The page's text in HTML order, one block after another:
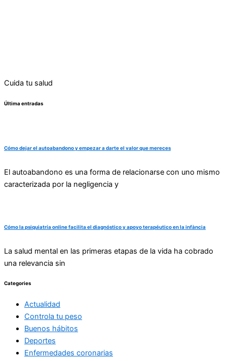
Cuida tu salud
Última entradas
Cómo dejar el autoabandono y empezar a darte el valor que mereces
El autoabandono es una forma de relacionarse con uno mismo
caracterizada por la negligencia y
Cómo la psiquiatría online facilita el diagnóstico y apoyo terapéutico en la infància
La salud mental en las primeras etapas de la vida ha cobrado
una relevancia sin
Categories
Actualidad
Controla tu peso
Buenos hábitos
Deportes
Enfermedades coronarias